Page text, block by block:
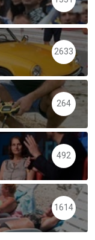
2633
264
492
1614